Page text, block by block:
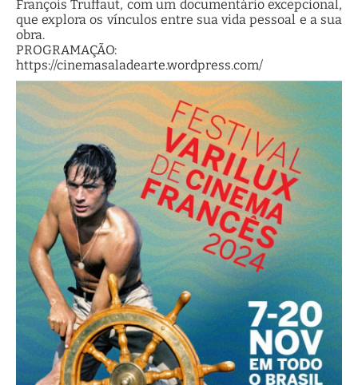
François Truffaut, com um documentário excepcional,
que explora os vínculos entre sua vida pessoal e a sua
obra.
PROGRAMAÇÃO:
https://cinemasaladearte.wordpress.com/